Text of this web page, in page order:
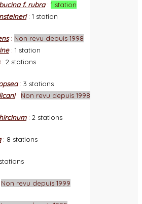
f. rubra: 1 station
: 1 station
: Non revu depuis 1998
: 1 station
: 2 stations
: 3 stations
: Non revu depuis 1998
: 2 stations
: 8 stations
Non revu depuis 1999